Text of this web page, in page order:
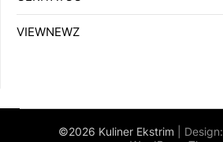
VIEWNEWZ
©2026 Kuliner Ekstrim | Design: